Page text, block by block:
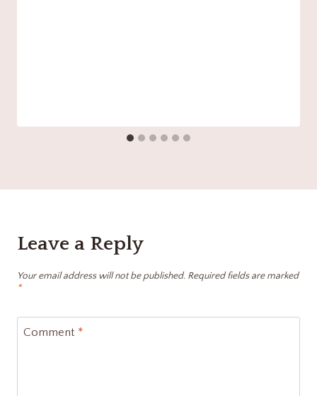
Leave a Reply
Your email address will not be published. Required fields are marked
*
Comment *